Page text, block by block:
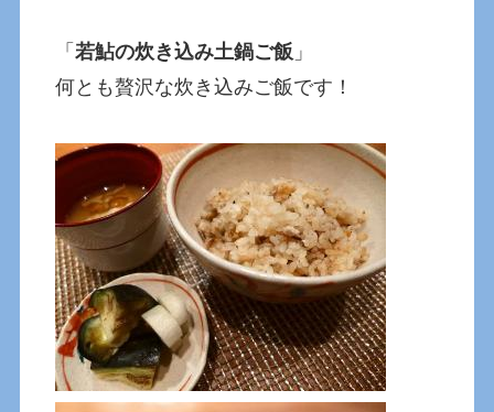
「若鮎の炊き込み土鍋ご飯 」
何とも贅沢な炊き込みご飯です！